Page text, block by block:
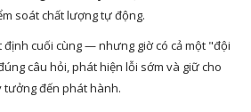
soát chất lượng tự động.
định cuối cùng — nhưng giờ có cả một "đội
câu hỏi, phát hiện lỗi sớm và giữ cho
đến phát hành.